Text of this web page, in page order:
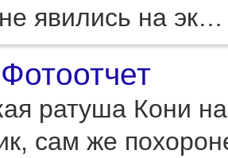
явились на эк…
ратуша Кони
сам же